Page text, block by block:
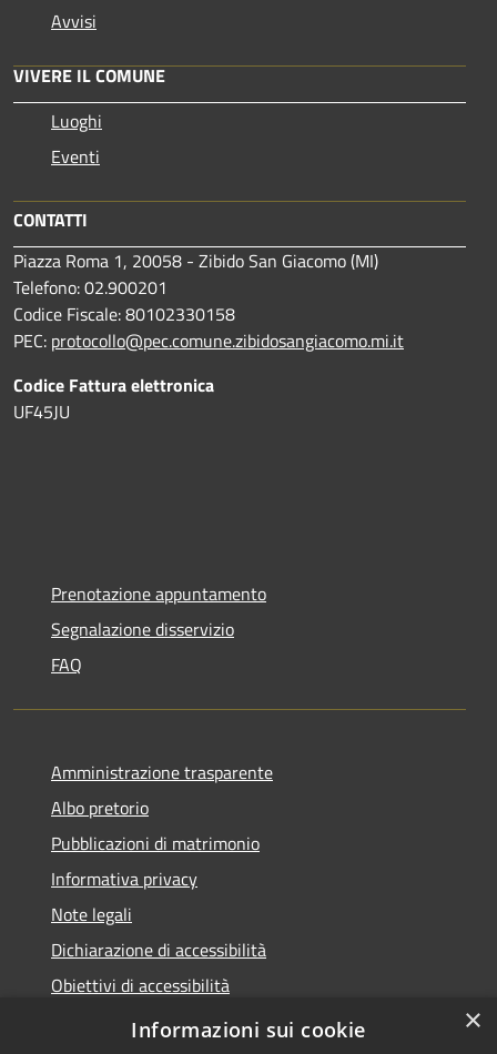
Avvisi
VIVERE IL COMUNE
Luoghi
Eventi
CONTATTI
Piazza Roma 1, 20058 - Zibido San Giacomo (MI)
Telefono: 02.900201
Codice Fiscale: 80102330158
PEC: protocollo@pec.comune.zibidosangiacomo.mi.it
Codice Fattura elettronica
UF45JU
Prenotazione appuntamento
Segnalazione disservizio
FAQ
Amministrazione trasparente
Albo pretorio
Pubblicazioni di matrimonio
Informativa privacy
Note legali
Dichiarazione di accessibilità
Obiettivi di accessibilità
Whistleblowing
×
Informazioni sui cookie